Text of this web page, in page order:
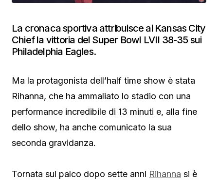
La cronaca sportiva attribuisce ai Kansas City
Chief la vittoria del Super Bowl LVII 38-35 sui
Philadelphia Eagles.
Ma la protagonista dell’half time show è stata
Rihanna, che ha ammaliato lo stadio con una
performance incredibile di 13 minuti e, alla fine
dello show, ha anche comunicato la sua
seconda gravidanza.
Tornata sul palco dopo sette anni Rihanna si è